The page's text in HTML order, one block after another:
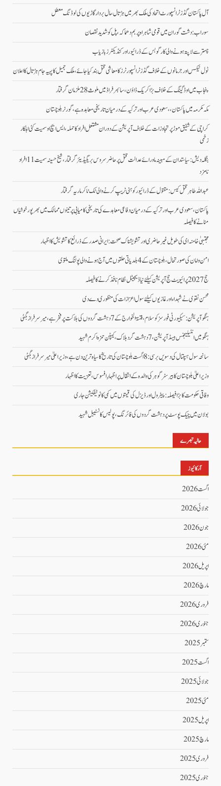
آل پاکستان گڈز ٹرانسپورٹ اتحاد کی ملک بھر میں ہڑتال،مال بردار گاڑیوں کی لوڈنگ معطل
سوراب: دشت گوران میں قومی شاہراہ پر بم دھماکہ، پل کو شدید نقصان
چہتر سے لاپتہ ہونے والی کارگو بس کے ڈرائیور اور کنڈیکٹرز بازیاب
ٹول ٹیکس اور جرمانوں کے خلاف گڈز ٹرانسپورٹرز کا معاشی قتل بند کیا جائے، ملک جمیل کا پہیہ جام ہڑتال کا اعلان
پنجاب میں اوڈ گینگ کے خلاف بڑا کریک ڈاؤن، سائبر فراڈ میں ملوث 28 ملزمان گرفتار
مکہ مکرمہ میں پاکستان،، سعودی عرب اور ترکیہ کے درمیان تاریخی معاہدہ ہے، گورنر بلوچستان
کراچی کے شفیق موڑ پر تجاوزات کے خلاف آپریشن کے دوران مشتعل افراد کا حملہ، ایس ایچ او سمیت کئی اہلکار
زخمی
بنگلہ دیش: سیاستدان کے مبینہ ماورائے عدالت قتل پر حاضر سروس بریگیڈیئر گرفتار، شیخ حسینہ سمیت 11 افراد
نامزد
عبداللہ طاہر قتل کیس: مقتول کے ڈرائیور کو ہنی ٹریپ کرنے والی ٹک ٹاکر ماریہ گرفتار
پاکستان، سعودی عرب اور ترکیہ کے درمیان دفاعی معاہدے کی تاریخی کامیابی پرتینوں ممالک میں بھرپورخوشیاں
منانے کا فیصلہ
مجتبیٰ خامنہ ای کی طویل غیرحاضری اور تشویشناک صحت: ایرانی صدر کے ذرائع کا تشویش کا اظہار
امن وامان کی صورتحال،بلوچستان کے 4 بلدیاتی حلقوں میں آج ہونے والی پولنگ ملتوی
حج 2027 پرائیویٹ حج آپریشن کیلئے نیا ڈیجیٹل نظام نافذ کرنے کا فیصلہ
محسن نقوی نے شہداء اور غازیوں کیلئے سول اعزازات کی منظوری دے دی
ہنگو آپریشن: سیکیورٹی فورسز کو سلام، فتنۃ الخوارج کے 7 دہشت گردوں کی ہلاکت پر فخر ہے، میر سرفراز بگٹی
ہنگو میں انٹیلیجنس بیسڈ آپریشن، 7 دہشت گرد ہلاک، کیپٹن حمزہ اکرم شہید
سانحہ سول ہسپتال کی دسویں برسی: 8 اگست بلوچستان کی تاریخ کا سیاہ ترین دن ہے، وزیر اعلیٰ میر سرفراز بگٹی
وزیر اعلیٰ بلوچستان کا بیرسٹر گوہر کی والدہ کے انتقال پر اظہارِ افسوس، تعزیت کا اظہار
وفاقی حکومت کا بڑا فیصلہ: پیٹرول اور ڈیزل کی قیمتوں میں کمی کا نوٹیفکیشن جاری
بولان میں چیک پوسٹ پر دہشت گردوں کی فائرنگ، پولیس کانسٹیبل شہید
حالیہ تبصرے
آرکائیوز
اگست 2026
جولائی 2026
جون 2026
مئی 2026
اپریل 2026
مارچ 2026
فروری 2026
جنوری 2026
ستمبر 2025
اگست 2025
جولائی 2025
مئی 2025
اپریل 2025
مارچ 2025
فروری 2025
جنوری 2025